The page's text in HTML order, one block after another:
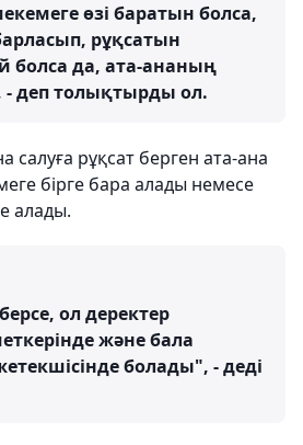
өзі баратын болса,
рұқсатын
болса да, ата-ананың
- деп толықтырды ол.
салуға рұқсат берген ата-ана
бірге бара алады немесе
алады.
ол деректер
және бала
болады", - деді